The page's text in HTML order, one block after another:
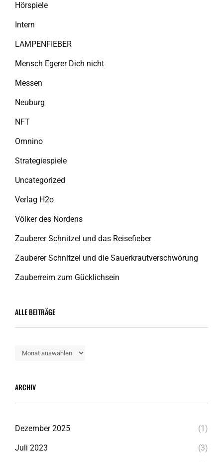
Hörspiele
Intern
LAMPENFIEBER
Mensch Egerer Dich nicht
Messen
Neuburg
NFT
Omnino
Strategiespiele
Uncategorized
Verlag H2o
Völker des Nordens
Zauberer Schnitzel und das Reisefieber
Zauberer Schnitzel und die Sauerkrautverschwörung
Zauberreim zum Gücklichsein
ALLE BEITRÄGE
Alle
ARCHIV
Dezember 2025 (1)
Juli 2023 (3)